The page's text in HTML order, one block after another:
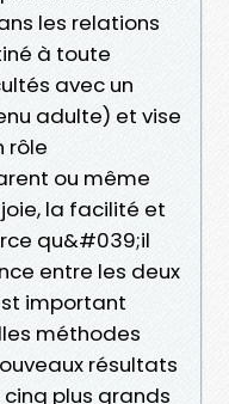
les relations
à toute
avec un
adulte) et vise
rôle
ou même
la facilité et
qu&#039;il
entre les deux
important
méthodes
résultats
cinq plus grands